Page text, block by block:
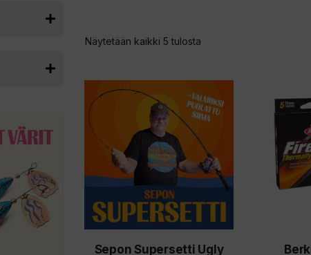
Näytetään kaikki 5 tulosta
latest
Sepon Supersetti Ugly
tuotteella
useampi